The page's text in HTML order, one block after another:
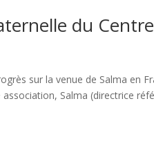
du
sur la venue de Salma en
Salma (directrice